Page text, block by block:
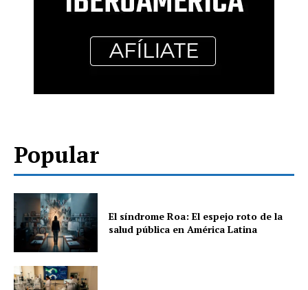
Popular
El síndrome Roa: El espejo roto de la
salud pública en América Latina